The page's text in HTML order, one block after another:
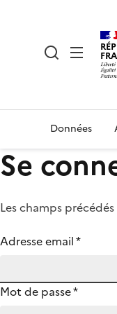
Données
Se
Les champs
Adresse email*
Mot de passe*